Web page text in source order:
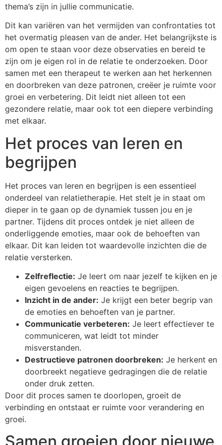
thema’s zijn in jullie communicatie.
Dit kan variëren van het vermijden van confrontaties tot
het overmatig pleasen van de ander. Het belangrijkste is
om open te staan voor deze observaties en bereid te
zijn om je eigen rol in de relatie te onderzoeken. Door
samen met een therapeut te werken aan het herkennen
en doorbreken van deze patronen, creëer je ruimte voor
groei en verbetering. Dit leidt niet alleen tot een
gezondere relatie, maar ook tot een diepere verbinding
met elkaar.
Het proces van leren en
begrijpen
Het proces van leren en begrijpen is een essentieel
onderdeel van relatietherapie. Het stelt je in staat om
dieper in te gaan op de dynamiek tussen jou en je
partner. Tijdens dit proces ontdek je niet alleen de
onderliggende emoties, maar ook de behoeften van
elkaar. Dit kan leiden tot waardevolle inzichten die de
relatie versterken.
Zelfreflectie: Je leert om naar jezelf te kijken en je
eigen gevoelens en reacties te begrijpen.
Inzicht in de ander: Je krijgt een beter begrip van
de emoties en behoeften van je partner.
Communicatie verbeteren: Je leert effectiever te
communiceren, wat leidt tot minder
misverstanden.
Destructieve patronen doorbreken: Je herkent en
doorbreekt negatieve gedragingen die de relatie
onder druk zetten.
Door dit proces samen te doorlopen, groeit de
verbinding en ontstaat er ruimte voor verandering en
groei.